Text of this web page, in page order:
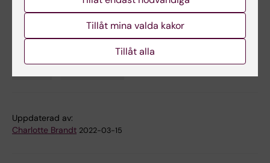
ERC-finansiering vid KI
Tags
Uppdaterad av:
Charlotte Brandt 2022-03-15
Tillåt mina valda kakor
Tillåt alla